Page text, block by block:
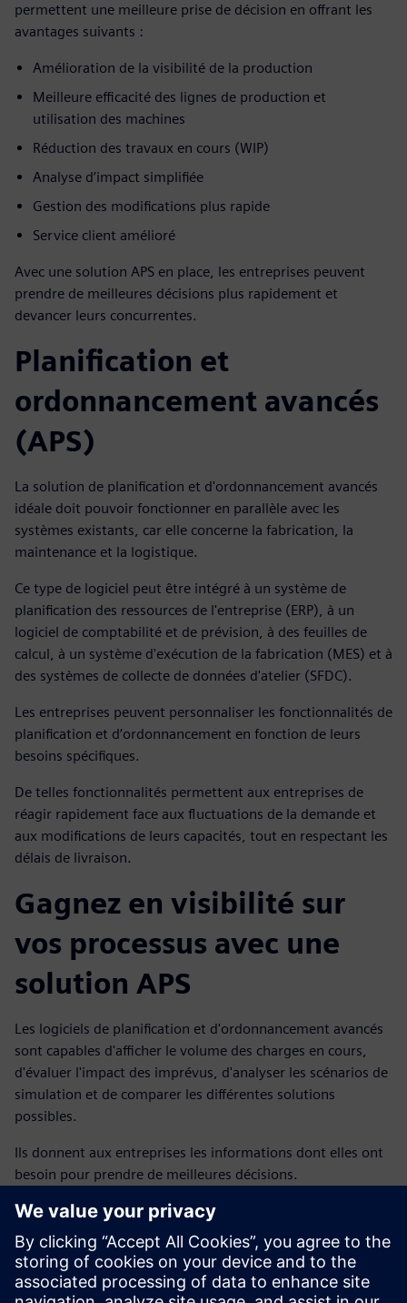
permettent une meilleure prise de décision en offrant les
avantages suivants :
Amélioration de la visibilité de la production
Meilleure efficacité des lignes de production et
utilisation des machines
Réduction des travaux en cours (WIP)
Analyse d’impact simplifiée
Gestion des modifications plus rapide
Service client amélioré
Avec une solution APS en place, les entreprises peuvent
prendre de meilleures décisions plus rapidement et
devancer leurs concurrentes.
Planification et
ordonnancement avancés
(APS)
La solution de planification et d'ordonnancement avancés
idéale doit pouvoir fonctionner en parallèle avec les
systèmes existants, car elle concerne la fabrication, la
maintenance et la logistique.
Ce type de logiciel peut être intégré à un système de
planification des ressources de l'entreprise (ERP), à un
logiciel de comptabilité et de prévision, à des feuilles de
calcul, à un système d'exécution de la fabrication (MES) et à
des systèmes de collecte de données d'atelier (SFDC).
Les entreprises peuvent personnaliser les fonctionnalités de
planification et d’ordonnancement en fonction de leurs
besoins spécifiques.
De telles fonctionnalités permettent aux entreprises de
réagir rapidement face aux fluctuations de la demande et
aux modifications de leurs capacités, tout en respectant les
délais de livraison.
Gagnez en visibilité sur
vos processus avec une
solution APS
Les logiciels de planification et d'ordonnancement avancés
sont capables d'afficher le volume des charges en cours,
d'évaluer l'impact des imprévus, d'analyser les scénarios de
simulation et de comparer les différentes solutions
possibles.
Ils donnent aux entreprises les informations dont elles ont
besoin pour prendre de meilleures décisions.
À terme, cette approche permet une exploitation plus
rentable, capable de satisfaire les besoins des clients de
manière optimale.
Téléchargez cet eBook et découvrez pourquoi les fabricants